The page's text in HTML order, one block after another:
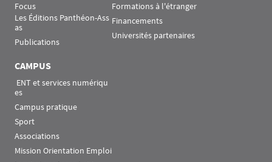
Focus
Les Éditions Panthéon-Ass
as
Publications
Formations à l'étranger
Financements
Universités partenaires
CAMPUS
es
Campus pratique
Sport
Associations
Mission Orientation Emploi